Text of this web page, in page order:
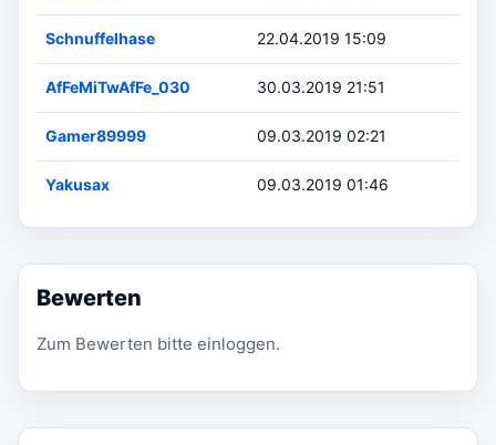
Schnuffelhase 22.04.2019 15:09
AfFeMiTwAfFe_030 30.03.2019 21:51
Gamer89999 09.03.2019 02:21
Yakusax 09.03.2019 01:46
Bewerten
Zum Bewerten bitte einloggen.